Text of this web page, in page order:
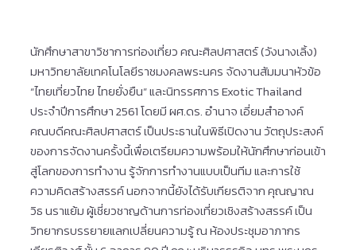
นักศึกษาสาขาวิชาการท่องเที่ยว คณะศิลปศาสตร์ (วังนางเลิ้ง)
มหาวิทยาลัยเทคโนโลยีราชมงคลพระนคร จัดงานสัมมนาหัวข้อ​
“ไทยเที่ยวไทย ไทยยั่งยืน” และนิทรรศการ Exotic​ Thailand
ประจำปีการศึกษา 2561 โดยมี ผศ.ดร. อำนา​จ​ เอี่ยมสำอา​งค์​
คณบดี​คณะ​ศิลปศาสตร์​ เป็นประธานในพิธีเปิดงาน วัตถุประสงค์​
ของการจัดงานครั้งนี้เพื่อเตรียมความพร้อมให้นักศึกษาก่อนเข้า
สู่โลกของการทำงาน รู้จักการทำงานแบบเป็นทีม และการใช้
ความคิดสร้างสรรค์ นอกจากนี้ยังได้รับเกียรติจาก คุณ​ญาณ
วิธ นราแย้ม ผู้เชี่ยวชาญ​ด้านการท่องเที่ยว​เชิงสร้างสรรค์​ เป็น
วิทยากรบรรยายแลกเปลี่ยนความรู้ ณ ห้องประชุม​อาภากร​